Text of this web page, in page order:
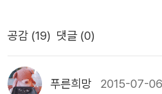
그것이 내적으로 향하면 정신병
리고 그것이 외적으로 향하면 폭
문에 저자는 인간이 선한 존재로
에 둘째 그림자(어둠, 악, 부정적,
달음에 셋째 이분법을 넘어 더 멀
학적인 번역이라 느껴진다. (마
표현이 많은데 원래 저자의 서술
공감 (19) 댓글 (0)
푸른희망 2015-07-06